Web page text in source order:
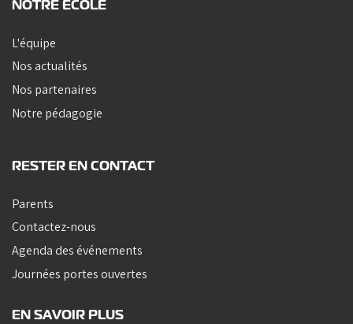
NOTRE ÉCOLE
L'équipe
Nos actualités
Nos partenaires
Notre pédagogie
RESTER EN CONTACT
Parents
Contactez-nous
Agenda des événements
Journées portes ouvertes
EN SAVOIR PLUS